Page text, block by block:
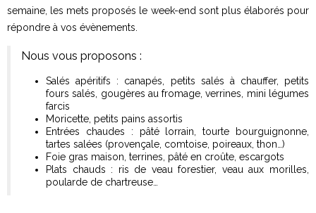
semaine, les mets proposés le week-end sont plus élaborés pour
répondre à vos évènements.
Nous vous proposons :
Salés apéritifs : canapés, petits salés à chauffer, petits
fours salés, gougères au fromage, verrines, mini légumes
farcis
Moricette, petits pains assortis
Entrées chaudes : pâté lorrain, tourte bourguignonne,
tartes salées (provençale, comtoise, poireaux, thon…)
Foie gras maison, terrines, pâté en croûte, escargots
Plats chauds : ris de veau forestier, veau aux morilles,
poularde de chartreuse…